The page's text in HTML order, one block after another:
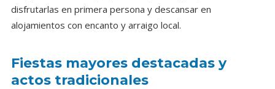
disfrutarlas en primera persona y descansar en
alojamientos con encanto y arraigo local.
Fiestas mayores destacadas y
actos tradicionales